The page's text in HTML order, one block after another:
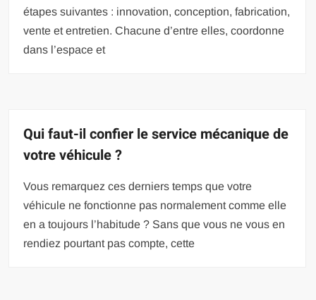
étapes suivantes : innovation, conception, fabrication,
vente et entretien. Chacune d’entre elles, coordonne
dans l’espace et
Qui faut-il confier le service mécanique de
votre véhicule ?
Vous remarquez ces derniers temps que votre
véhicule ne fonctionne pas normalement comme elle
en a toujours l’habitude ? Sans que vous ne vous en
rendiez pourtant pas compte, cette